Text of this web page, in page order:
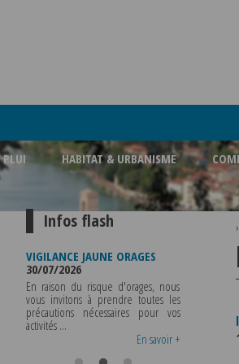
PLUI HABITAT & URBANISME
Infos flash
VIGILANCE JAUNE ORAGES
30/07/2026
En raison du risque d'orages, nous
vous invitons à prendre toutes les
précautions nécessaires pour vos
activités ...
En savoir +
Météo-
métropole
vigilance
›